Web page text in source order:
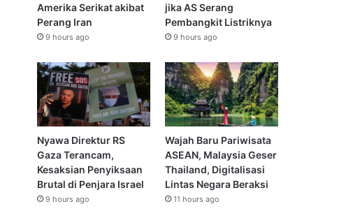
Amerika Serikat akibat
Perang Iran
9 hours ago
jika AS Serang
Pembangkit Listriknya
9 hours ago
Nyawa Direktur RS
Gaza Terancam,
Kesaksian Penyiksaan
Brutal di Penjara Israel
9 hours ago
Wajah Baru Pariwisata
ASEAN, Malaysia Geser
Thailand, Digitalisasi
Lintas Negara Beraksi
11 hours ago